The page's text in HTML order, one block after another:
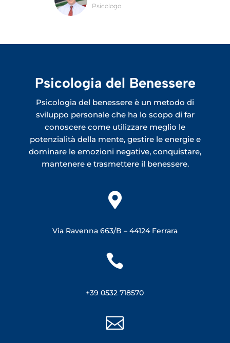
Psicologo
Psicologia del Benessere
Psicologia del benessere è un metodo di
sviluppo personale che ha lo scopo di far
conoscere come utilizzare meglio le
potenzialità della mente, gestire le energie e
dominare le emozioni negative, conquistare,
mantenere e trasmettere il benessere.

Via Ravenna 663/B – 44124 Ferrara

+39 0532 718570
